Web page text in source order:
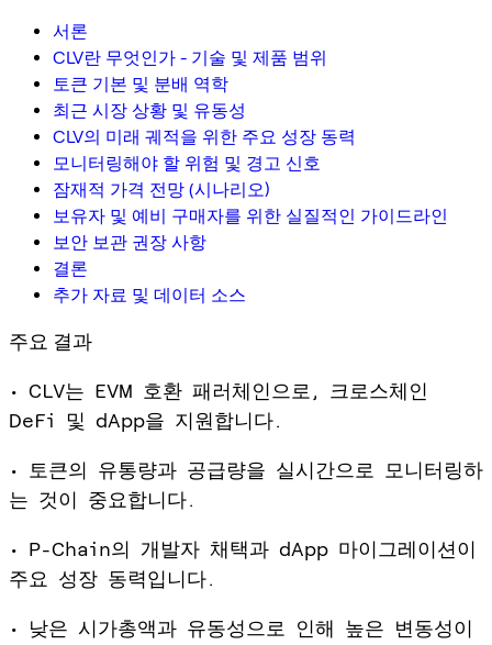
서론
CLV란 무엇인가 - 기술 및 제품 범위
토큰 기본 및 분배 역학
최근 시장 상황 및 유동성
CLV의 미래 궤적을 위한 주요 성장 동력
모니터링해야 할 위험 및 경고 신호
잠재적 가격 전망 (시나리오)
보유자 및 예비 구매자를 위한 실질적인 가이드라인
보안 보관 권장 사항
결론
추가 자료 및 데이터 소스
주요 결과
• CLV는 EVM 호환 패러체인으로, 크로스체인
DeFi 및 dApp을 지원합니다.
• 토큰의 유통량과 공급량을 실시간으로 모니터링하
는 것이 중요합니다.
• P-Chain의 개발자 채택과 dApp 마이그레이션이
주요 성장 동력입니다.
• 낮은 시가총액과 유동성으로 인해 높은 변동성이